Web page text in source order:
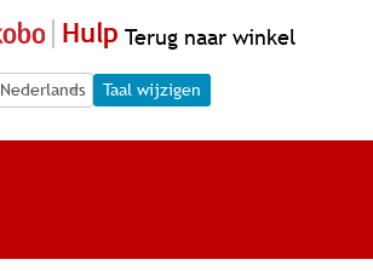
Hulp Terug naar winkel
Language Selection
Language Selection
Taal wijzigen